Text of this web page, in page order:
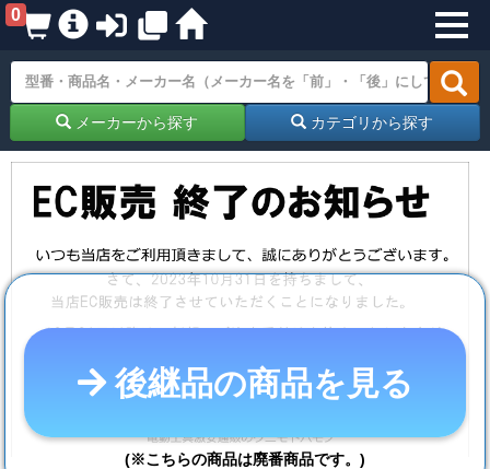
0
メーカーから探す カテゴリから探す
後継品の商品を見る
(※こちらの商品は廃番商品です。)